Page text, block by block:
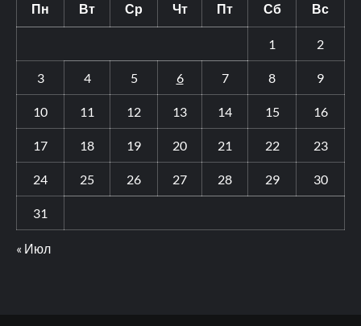
Пн Вт Ср Чт Пт Сб Вс
1 2
3 4 5 6 7 8 9
10 11 12 13 14 15 16
17 18 19 20 21 22 23
24 25 26 27 28 29 30
31
« Июл